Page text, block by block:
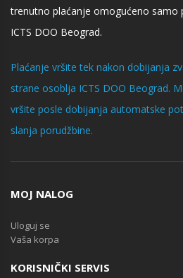
trenutno plaćanje omogućeno samo
ICTS DOO Beograd.
Plaćanje vršite tek nakon dobijanja
strane osoblja ICTS DOO Beograd.
vršite posle dobijanja automatske
slanja porudžbine.
MOJ NALOG
Uloguj se
Vaša korpa
KORISNIČKI SERVIS